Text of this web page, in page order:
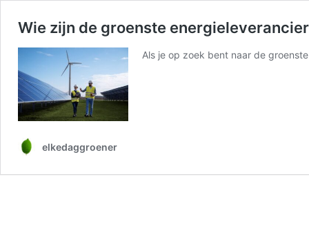
Wie zijn de groenste
Als je op zoek bent naar de
elkedaggroener